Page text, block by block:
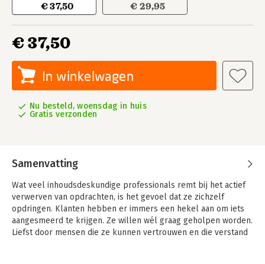
€ 37,50 € 29,95
€ 37,50
In winkelwagen
Nu besteld, woensdag in huis
Gratis verzonden
Samenvatting
Wat veel inhoudsdeskundige professionals remt bij het actief
verwerven van opdrachten, is het gevoel dat ze zichzelf
opdringen. Klanten hebben er immers een hekel aan om iets
aangesmeerd te krijgen. Ze willen wél graag geholpen worden.
Liefst door mensen die ze kunnen vertrouwen en die verstand